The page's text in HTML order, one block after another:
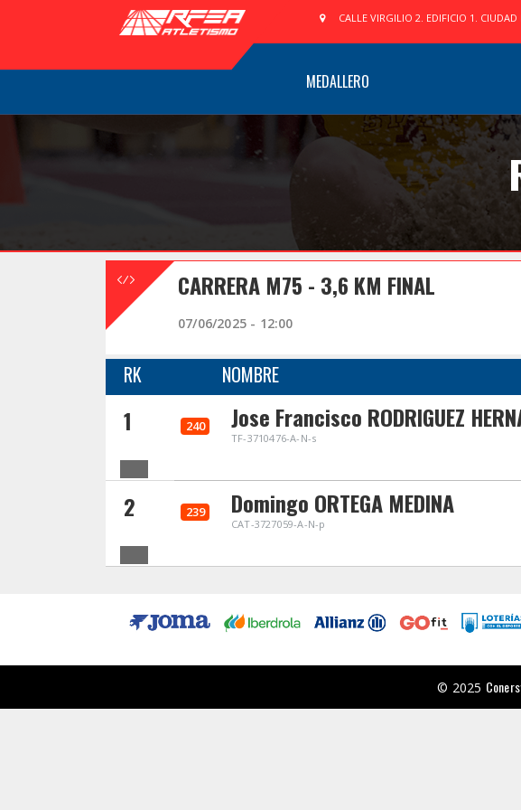
CALLE VIRGILIO 2. EDIFICIO 1.
MEDALLERO
CARRERA M75 - 3,6 KM FINAL
07/06/2025 - 12:00
RK NOMBRE
1 240 Jose Francisco RODRIGUEZ
TF-3710476-A-N-s
2 239 Domingo ORTEGA MEDINA
CAT-3727059-A-N-p
© 2025